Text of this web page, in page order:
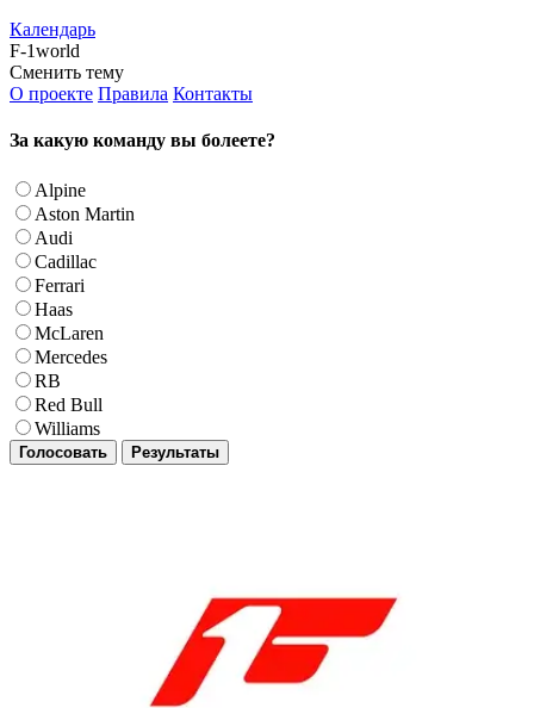
Календарь
F-1world
Сменить тему
О проекте Правила Контакты
За какую команду вы болеете?
Alpine
Aston Martin
Audi
Cadillac
Ferrari
Haas
McLaren
Mercedes
RB
Red Bull
Williams
Голосовать Результаты